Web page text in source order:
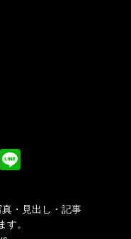
・見出し・記事
す。